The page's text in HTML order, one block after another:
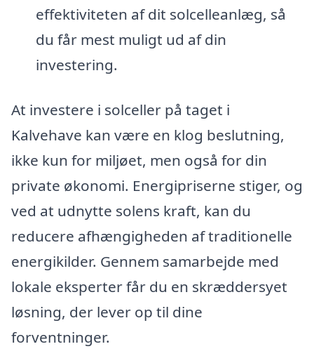
effektiviteten af dit solcelleanlæg, så
du får mest muligt ud af din
investering.
At investere i solceller på taget i
Kalvehave kan være en klog beslutning,
ikke kun for miljøet, men også for din
private økonomi. Energipriserne stiger, og
ved at udnytte solens kraft, kan du
reducere afhængigheden af traditionelle
energikilder. Gennem samarbejde med
lokale eksperter får du en skræddersyet
løsning, der lever op til dine
forventninger.